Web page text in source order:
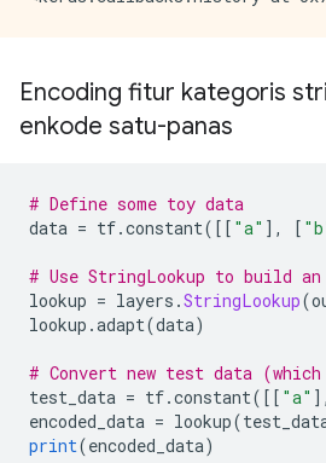
Encoding fitur kategoris
enkode satu-panas
# Define some toy data
data = tf.constant([[ "a" ], [
# Use StringLookup to build
lookup = layers .StringLookup(
lookup .adapt(data)
# Convert new test data
test_data = tf.constant([[ "a" ],
encoded_data = lookup(
print(encoded_data)